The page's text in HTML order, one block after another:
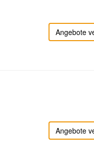
Angebote
Angebote